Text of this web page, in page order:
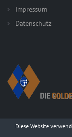
Impressum
Datenschutz
Diese Website